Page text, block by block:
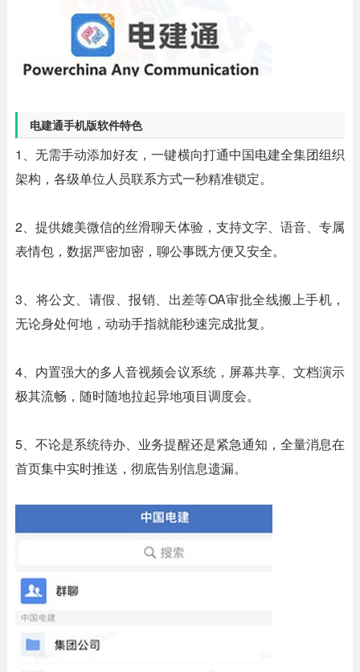
电建通手机版软件特色
1、无需手动添加好友，一键横向打通中国电建全集团组织
架构，各级单位人员联系方式一秒精准锁定。
2、提供媲美微信的丝滑聊天体验，支持文字、语音、专属
表情包，数据严密加密，聊公事既方便又安全。
3、将公文、请假、报销、出差等OA审批全线搬上手机，
无论身处何地，动动手指就能秒速完成批复。
4、内置强大的多人音视频会议系统，屏幕共享、文档演示
极其流畅，随时随地拉起异地项目调度会。
5、不论是系统待办、业务提醒还是紧急通知，全量消息在
首页集中实时推送，彻底告别信息遗漏。